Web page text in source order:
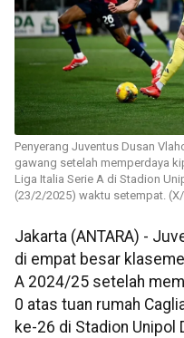
Penyerang Juventus Dusan
gawang setelah memperdaya
Liga Italia Serie A di Stadion
(23/2/2025) waktu setempat.
Jakarta (ANTARA) -
di empat besar
A 2024/25 setelah
0 atas tuan rumah
ke-26 di Stadion Unipol